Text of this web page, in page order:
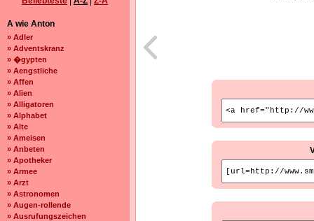
A wie Anton
» Adler
» Adventskranz
» �gypten
» Aengstliche
» Affen
» Alien
» Alligatoren
» Alphabet
» Alte
» Ameisen
» Anbeten
» Apotheker
» Armee
» Arzt
» Astronomen
» Augen-rollende
» Ausrufungszeichen